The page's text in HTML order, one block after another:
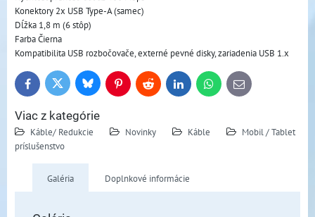
Konektory 2x USB Type-A (samec)
Dĺžka 1,8 m (6 stôp)
Farba Čierna
Kompatibilita USB rozbočovače, externé pevné disky, zariadenia USB 1.x
FacebookTwitter BlueskyPinterestReddit LinkedInWhatsApp
E-
mail
Viac z kategórie
Káble/ Redukcie Novinky Káble
Mobil / Tablet
príslušenstvo
Galéria Doplnkové informácie